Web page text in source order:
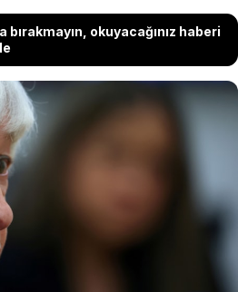
bırakmayın, okuyacağınız haberi
Bakanı Janet Yellen,
yönelik yardımın Kongre'den
durumunda ABD, 'Ukrayna'nın
sorumlu olur" dedi.